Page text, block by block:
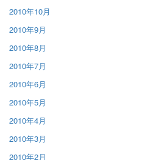
2010年10月
2010年9月
2010年8月
2010年7月
2010年6月
2010年5月
2010年4月
2010年3月
2010年2月